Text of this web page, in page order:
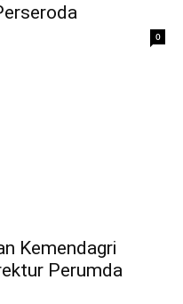
0
Kemendagri
Perumda